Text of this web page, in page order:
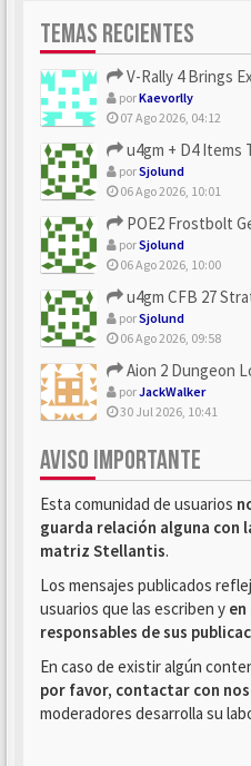
TEMAS RECIENTES
V-Rally 4 Brings
porKaevorlly
07 Ago 2026, 04:12
u4gm + D4 Items Tips:
porSjolund
06 Ago 2026, 10:01
POE2 Frostbolt Gemling
porSjolund
06 Ago 2026, 10:00
u4gm CFB 27 Strategy
porSjolund
06 Ago 2026, 09:58
Aion 2 Dungeon Loot
porJackWalker
30 Jul 2026, 10:41
AVISO IMPORTANTE
Esta comunidad de usuarios
guarda relación alguna con
matriz Stellantis.
Los mensajes publicados
usuarios que las escriben y
responsables de sus
En caso de existir algún
por favor, contactar con
moderadores desarrolla su